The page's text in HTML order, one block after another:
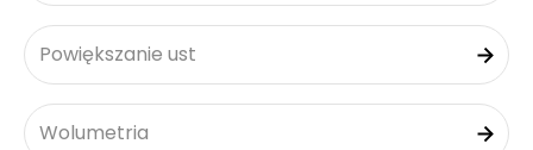
Powiększanie ust
Wolumetria